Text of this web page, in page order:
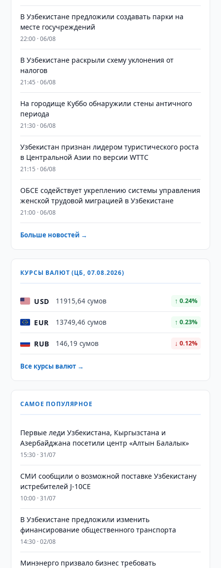
В Узбекистане предложили создавать парки на
месте госучреждений
22:00 · 06/08
В Узбекистане раскрыли схему уклонения от
налогов
21:45 · 06/08
На городище Куббо обнаружили стены античного
периода
21:30 · 06/08
Узбекистан признан лидером туристического роста
в Центральной Азии по версии WTTC
21:15 · 06/08
ОБСЕ содействует укреплению системы управления
женской трудовой миграцией в Узбекистане
21:00 · 06/08
Больше новостей →
КУРСЫ ВАЛЮТ (ЦБ, 07.08.2026)
USD 11915,64 сумов ↑ 0.24%
EUR 13749,46 сумов ↑ 0.23%
RUB 146,19 сумов ↓ 0.12%
Все курсы валют →
САМОЕ ПОПУЛЯРНОЕ
Первые леди Узбекистана, Кыргызстана и
Азербайджана посетили центр «Алтын Балалык»
15:30 · 31/07
СМИ сообщили о возможной поставке Узбекистану
истребителей J-10CE
10:00 · 31/07
В Узбекистане предложили изменить
финансирование общественного транспорта
14:30 · 02/08
Минэнерго призвало бизнес требовать